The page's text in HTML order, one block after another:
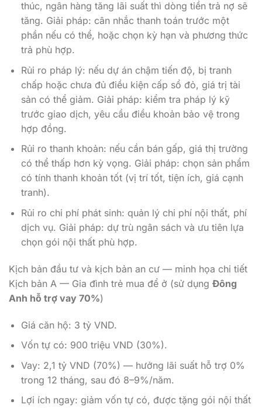
thúc, ngân hàng tăng lãi suất thì dòng tiền trả nợ sẽ
tăng. Giải pháp: cân nhắc thanh toán trước một
phần nếu có thể, hoặc chọn kỳ hạn và phương thức
trả phù hợp.
Rủi ro pháp lý: nếu dự án chậm tiến độ, bị tranh
chấp hoặc chưa đủ điều kiện cấp sổ đỏ, giá trị tài
sản có thể giảm. Giải pháp: kiểm tra pháp lý kỹ
trước giao dịch, yêu cầu điều khoản bảo vệ trong
hợp đồng.
Rủi ro thanh khoản: nếu cần bán gấp, giá thị trường
có thể thấp hơn kỳ vọng. Giải pháp: chọn sản phẩm
có tính thanh khoản tốt (vị trí tốt, tiện ích, giá cạnh
tranh).
Rủi ro chi phí phát sinh: quản lý chi phí nội thất, phí
dịch vụ. Giải pháp: dự trù ngân sách và ưu tiên lựa
chọn gói nội thất phù hợp.
Kịch bản đầu tư và kịch bản an cư — minh họa chi tiết
Kịch bản A — Gia đình trẻ mua để ở (sử dụng Đông
Anh hỗ trợ vay 70%)
Giá căn hộ: 3 tỷ VND.
Vốn tự có: 900 triệu VND (30%).
Vay: 2,1 tỷ VND (70%) — hưởng lãi suất hỗ trợ 0%
trong 12 tháng, sau đó 8–9%/năm.
Lợi ích ngay: giảm vốn tự có, được tặng gói nội thất